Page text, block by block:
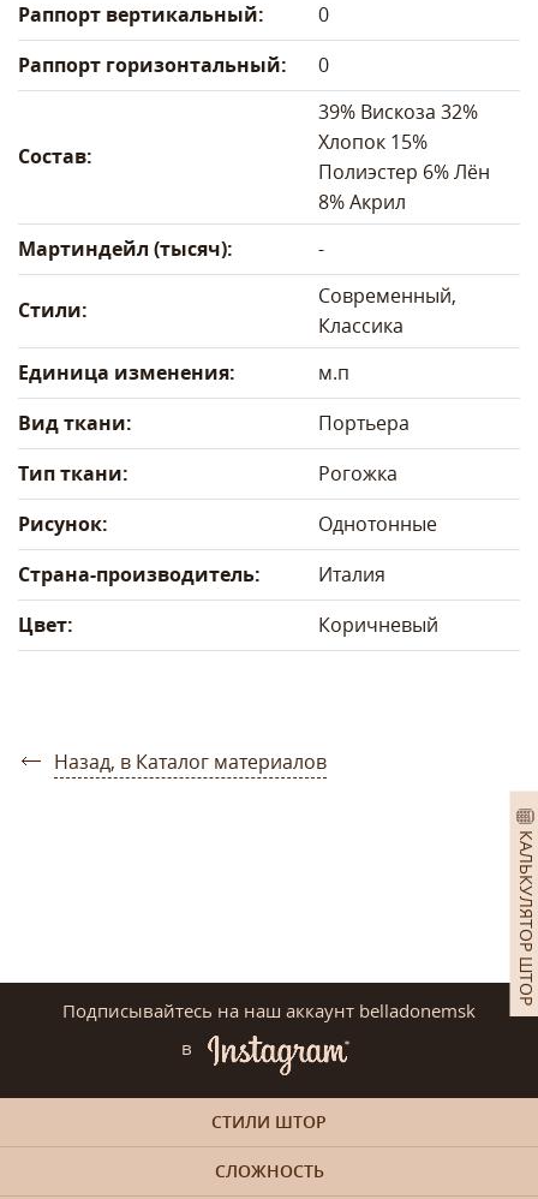
КАЛЬКУЛЯТОР ШТОР
Раппорт вертикальный:
0
Раппорт горизонтальный:
0
Состав:
39% Вискоза 32%
Хлопок 15%
Полиэстер 6% Лён
8% Акрил
Мартиндейл (тысяч):
-
Стили:
Современный,
Классика
Единица изменения:
м.п
Вид ткани:
Портьера
Тип ткани:
Рогожка
Рисунок:
Однотонные
Страна-производитель:
Италия
Цвет:
Коричневый
Назад, в Каталог материалов
Подписывайтесь на наш аккаунт belladonemsk
в
СТИЛИ ШТОР
СЛОЖНОСТЬ